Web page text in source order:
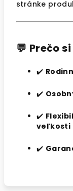
stránke
💬 Prečo
✔️
✔️
✔️
veľkosti
✔️